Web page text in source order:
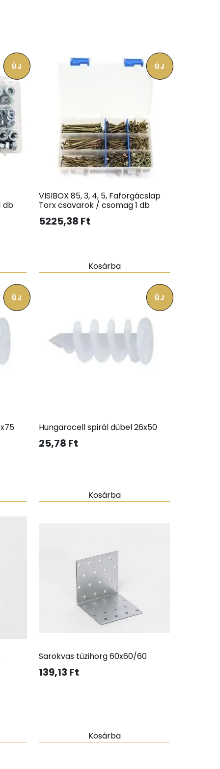
db
ÚJ
VISIBOX 85, 3, 4, 5, Faforgácslap
Torx csavarok / csomag 1 db
5225,38 Ft
ÚJ
Kosárba
ÚJ
Hungarocell spirál dübel 26x50
25,78 Ft
ÚJ
Kosárba
Sarokvas tüzihorg 60x60/60
139,13 Ft
Kosárba